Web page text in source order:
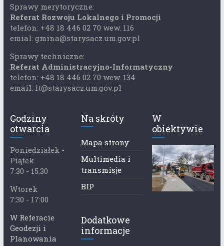
Sprawy merytoryczne:
Referat Rozwoju Lokalnego i Promocji
telefon: +48 18 446 02 70 wew. 116
emial: gmina@starysacz.um.gov.pl
Sprawy techniczne:
Referat Administracyjno-Informatyczny
telefon: +48 18 446 02 70 wew. 134
email: it@starysacz.um.gov.pl
Godziny
otwarcia
Poniedziałek -
Piątek
7:30 - 15:30
Wtorek
7:30 - 17:00
W Referacie
Geodezji i
Planowania
Na skróty
Mapa strony
Multimedia i
transmisje
BIP
Dodatkowe
informacje
W
obiektywie